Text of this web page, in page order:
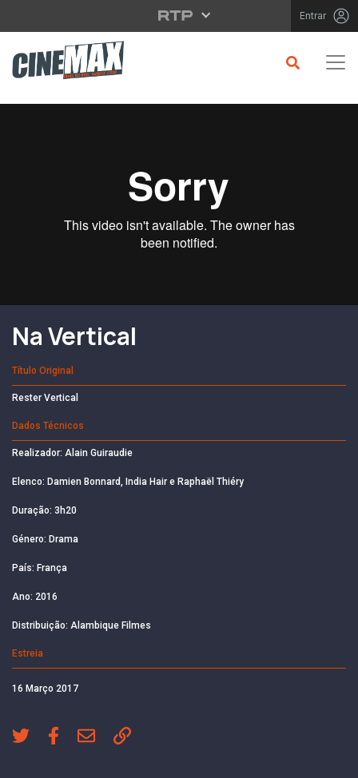
Saltar para o conteúdo principal Entrar
Filme em Cartaz
Na Vertical
Título Original
Rester Vertical
Dados Técnicos
Realizador: Alain Guiraudie
Elenco: Damien Bonnard, India Hair e Raphaël Thiéry
Duração: 3h20
Género: Drama
País: França
Ano: 2016
Distribuição: Alambique Filmes
Estreia
16 Março 2017